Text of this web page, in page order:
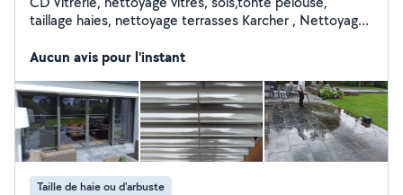
taillage haies, nettoyage terrasses Karcher , Nettoyage
une personne en situation de handicap qui adore
Aucun avis pour l'instant
Taille de haie ou d'arbuste